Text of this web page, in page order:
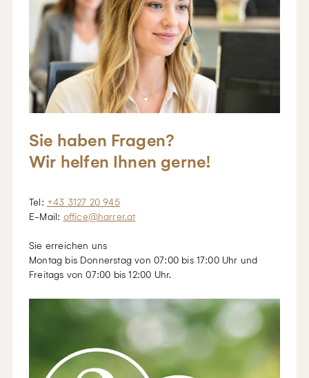
Sie haben Fragen?
Wir helfen Ihnen gerne!
Tel: +43 3127 20 945
E-Mail: office@harrer.at
Sie erreichen uns
Montag bis Donnerstag von 07:00 bis 17:00 Uhr und
Freitags von 07:00 bis 12:00 Uhr.